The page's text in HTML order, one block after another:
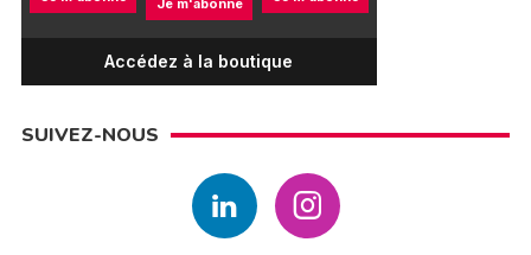
Je m'abonne
Accédez à la boutique
SUIVEZ-NOUS